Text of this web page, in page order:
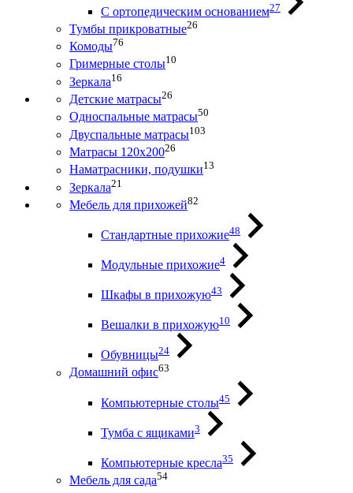
С ортопедическим основанием27
Тумбы прикроватные26
Комоды76
Гримерные столы10
Зеркала16
Детские матрасы26
Односпальные матрасы50
Двуспальные матрасы103
Матрасы 120х20026
Наматрасники, подушки13
Зеркала21
Мебель для прихожей82
Стандартные прихожие48
Модульные прихожие4
Шкафы в прихожую43
Вешалки в прихожую10
Обувницы24
Домашний офис63
Компьютерные столы45
Тумба с ящиками3
Компьютерные кресла35
Мебель для сада54